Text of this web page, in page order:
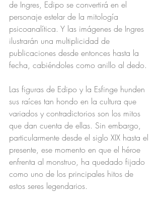
de Ingres, Edipo se convertirá en el
personaje estelar de la mitología
psicoanalítica. Y las imágenes de Ingres
ilustrarán una multiplicidad de
publicaciones desde entonces hasta la
fecha, cabiéndoles como anillo al dedo.
Las figuras de Edipo y la Esfinge hunden
sus raíces tan hondo en la cultura que
variados y contradictorios son los mitos
que dan cuenta de ellas. Sin embargo,
particularmente desde el siglo XIX hasta el
presente, ese momento en que el héroe
enfrenta al monstruo, ha quedado fijado
como uno de los principales hitos de
estos seres legendarios.